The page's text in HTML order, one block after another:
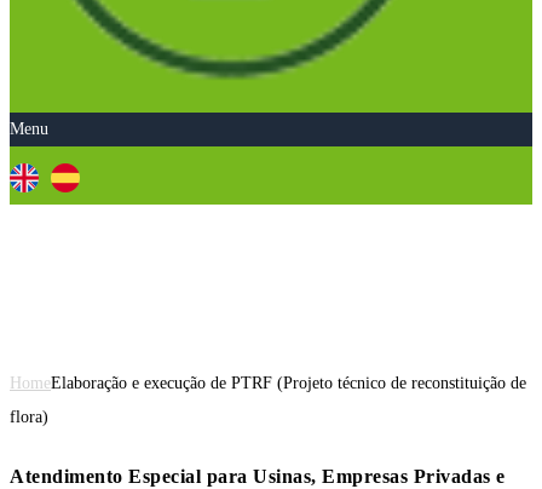
Menu
HomeElaboração e execução de PTRF (Projeto técnico de reconstituição de
flora)
Atendimento Especial para Usinas, Empresas Privadas e